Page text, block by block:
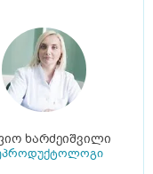
ხარძეიშვილი